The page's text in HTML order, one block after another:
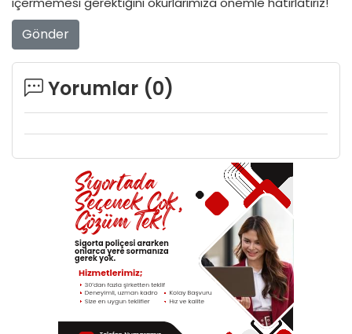
Gönder
Yorumlar (0)